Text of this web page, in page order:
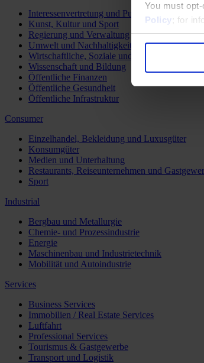
You must
Policy; for
Interessenvertretung und Public Affairs
Kunst, Kultur und Sport
Regierung und Verwaltung
Umwelt und Nachhaltigkeit
Wirtschaftliche, Soziale und Humanitäre
Wissenschaft und Bildung
Öffentliche Finanzen
Öffentliche Gesundheit
Öffentliche Infrastruktur
Consumer
Einzelhandel, Bekleidung und Luxusgüter
Konsumgüter
Medien und Unterhaltung
Restaurants, Reiseunternehmen und
Sport
Industrial
Bergbau und Metallurgie
Chemie- und Prozessindustrie
Energie
Maschinenbau und Industrietechnik
Mobilität und Autoindustrie
Services
Business Services
Immobilien / Real Estate Services
Luftfahrt
Professional Services
Tourismus & Gastgewerbe
Transport und Logistik